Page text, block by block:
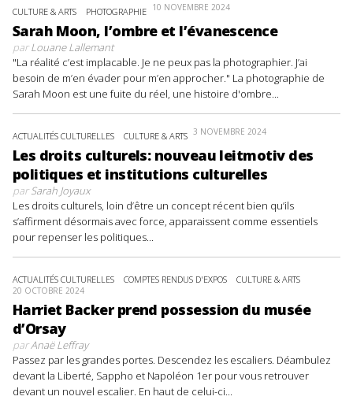
CULTURE & ARTS PHOTOGRAPHIE 10 NOVEMBRE 2024
Sarah Moon, l’ombre et l’évanescence
parLouane Lallemant
"La réalité c’est implacable. Je ne peux pas la photographier. J’ai
besoin de m’en évader pour m’en approcher." La photographie de
Sarah Moon est une fuite du réel, une histoire d'ombre...
ACTUALITÉS CULTURELLES CULTURE & ARTS 3 NOVEMBRE 2024
Les droits culturels: nouveau leitmotiv des
politiques et institutions culturelles
parSarah Joyaux
Les droits culturels, loin d’être un concept récent bien qu’ils
s’affirment désormais avec force, apparaissent comme essentiels
pour repenser les politiques...
ACTUALITÉS CULTURELLES COMPTES RENDUS D'EXPOS CULTURE & ARTS
20 OCTOBRE 2024
Harriet Backer prend possession du musée
d’Orsay
parAnaë Leffray
Passez par les grandes portes. Descendez les escaliers. Déambulez
devant la Liberté, Sappho et Napoléon 1er pour vous retrouver
devant un nouvel escalier. En haut de celui-ci...